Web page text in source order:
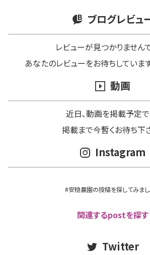
ブログレビュ
レビューが見つかりません
あなたのレビューをお待ちしていま
動画
近日､動画を掲載予定で
掲載まで今暫くお待ち下
Instagram
#安穏農園の投稿を探してみまし
関連するpostを探す
Twitter